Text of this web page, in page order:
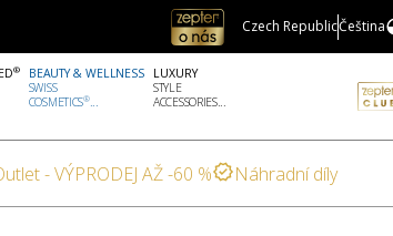
Czech RepublicČeština
®
BEAUTY & WELLNESS
SWISS
COSMETICS®...
LUXURY
STYLE
ACCESSORIES...
- VÝPRODEJ AŽ -60 % Náhradní díly